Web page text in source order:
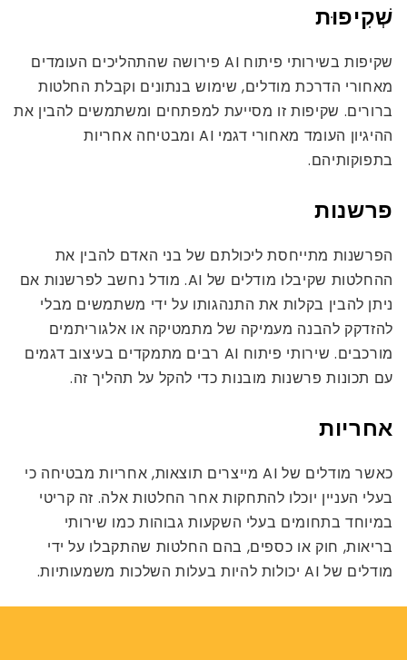
שְׁקִיפוּת
שקיפות בשירותי פיתוח AI פירושה שהתהליכים העומדים
מאחורי הדרכת מודלים, שימוש בנתונים וקבלת החלטות
ברורים. שקיפות זו מסייעת למפתחים ומשתמשים להבין את
ההיגיון העומד מאחורי דגמי AI ומבטיחה אחריות
בתפוקותיהם.
פרשנות
הפרשנות מתייחסת ליכולתם של בני האדם להבין את
ההחלטות שקיבלו מודלים של AI. מודל נחשב לפרשנות אם
ניתן להבין בקלות את התנהגותו על ידי משתמשים מבלי
להזדקק להבנה מעמיקה של מתמטיקה או אלגוריתמים
מורכבים. שירותי פיתוח AI רבים מתמקדים בעיצוב דגמים
עם תכונות פרשנות מובנות כדי להקל על תהליך זה.
אחריות
כאשר מודלים של AI מייצרים תוצאות, אחריות מבטיחה כי
בעלי העניין יוכלו להתחקות אחר החלטות אלה. זה קריטי
במיוחד בתחומים בעלי השקעות גבוהות כמו שירותי
בריאות, חוק או כספים, בהם החלטות שהתקבלו על ידי
מודלים של AI יכולות להיות בעלות השלכות משמעותיות.